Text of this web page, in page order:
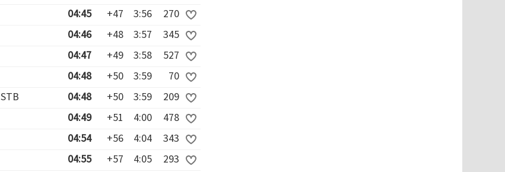
04:45 +47 3:56
270
04:46 +48 3:57
345
04:47 +49 3:58
527
04:48 +50 3:59
70
STB 04:48 +50 3:59
209
04:49 +51 4:00
478
04:54 +56 4:04
343
04:55 +57 4:05
293